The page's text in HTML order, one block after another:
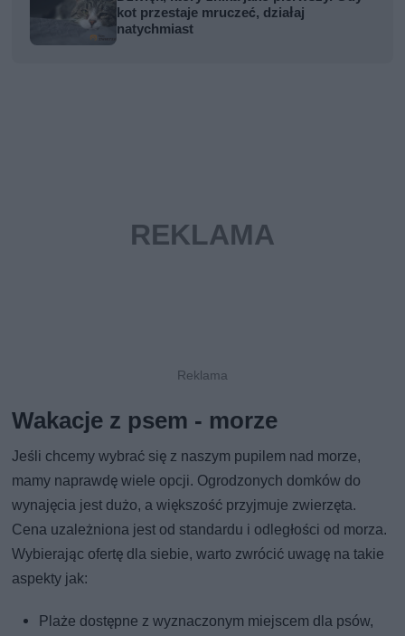
kot przestaje mruczeć, działaj
natychmiast
Wakacje z psem - morze
Jeśli chcemy wybrać się z naszym pupilem nad morze,
mamy naprawdę wiele opcji. Ogrodzonych domków do
wynajęcia jest dużo, a większość przyjmuje zwierzęta.
Cena uzależniona jest od standardu i odległości od morza.
Wybierając ofertę dla siebie, warto zwrócić uwagę na takie
aspekty jak:
Plaże dostępne z wyznaczonym miejscem dla psów,